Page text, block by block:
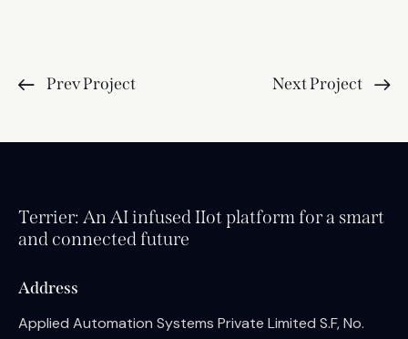
Prev Project Next Project
Terrier: An AI infused IIot platform for a smart
and connected future
Address
Applied Automation Systems Private Limited S.F, No.